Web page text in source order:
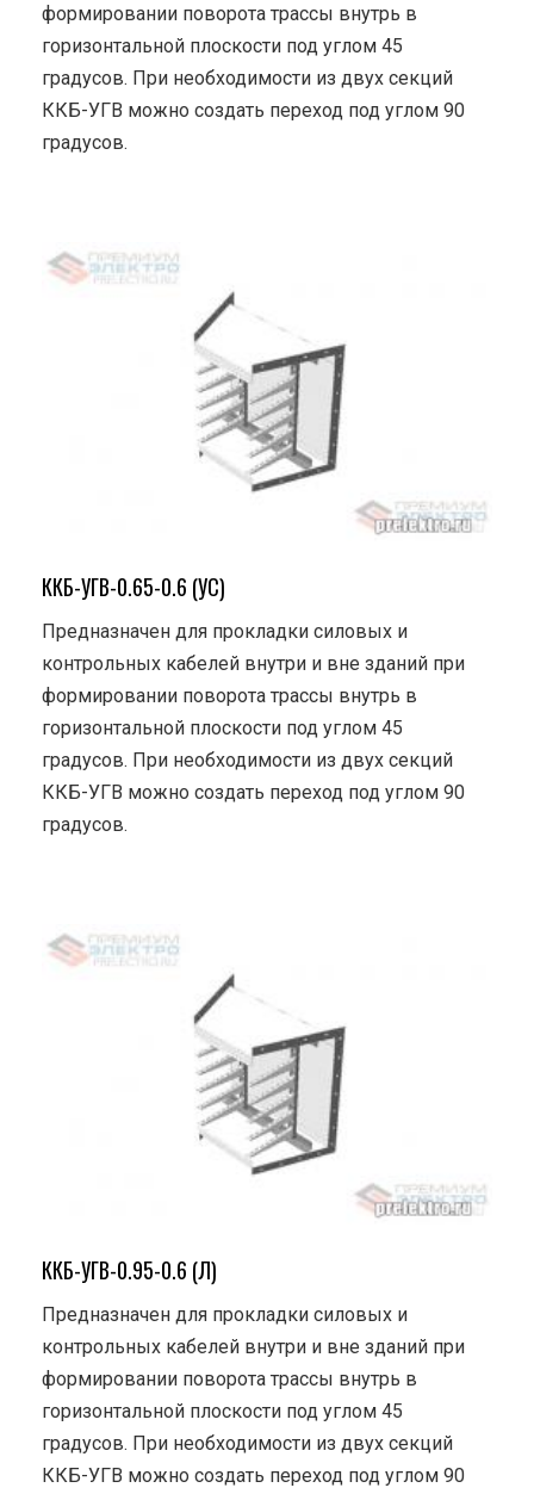
формировании поворота трассы внутрь в
горизонтальной плоскости под углом 45
градусов. При необходимости из двух секций
ККБ-УГВ можно создать переход под углом 90
градусов.
ККБ-УГВ-0.65-0.6 (УС)
Предназначен для прокладки силовых и
контрольных кабелей внутри и вне зданий при
формировании поворота трассы внутрь в
горизонтальной плоскости под углом 45
градусов. При необходимости из двух секций
ККБ-УГВ можно создать переход под углом 90
градусов.
ККБ-УГВ-0.95-0.6 (Л)
Предназначен для прокладки силовых и
контрольных кабелей внутри и вне зданий при
формировании поворота трассы внутрь в
горизонтальной плоскости под углом 45
градусов. При необходимости из двух секций
ККБ-УГВ можно создать переход под углом 90